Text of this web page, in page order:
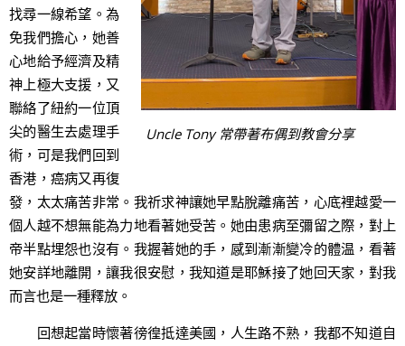
Uncle Tony 常帶著布偶到教會分享
找尋一線希望。為
免我們擔心，她善
心地給予經濟及精
神上極大支援，又
聯絡了紐約一位頂
尖的醫生去處理手
術，可是我們回到
香港，癌病又再復
發，太太痛苦非常。我祈求神讓她早點脫離痛苦，心底裡越愛一
個人越不想無能為力地看著她受苦。她由患病至彌留之際，對上
帝半點埋怨也沒有。我握著她的手，感到漸漸變冷的體温，看著
她安詳地離開，讓我很安慰，我知道是耶穌接了她回天家，對我
而言也是一種釋放。
回想起當時懷著徬徨抵達美國，人生路不熟，我都不知道自